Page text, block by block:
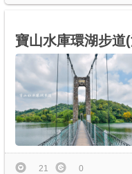
寶山水庫環湖步道
21 0